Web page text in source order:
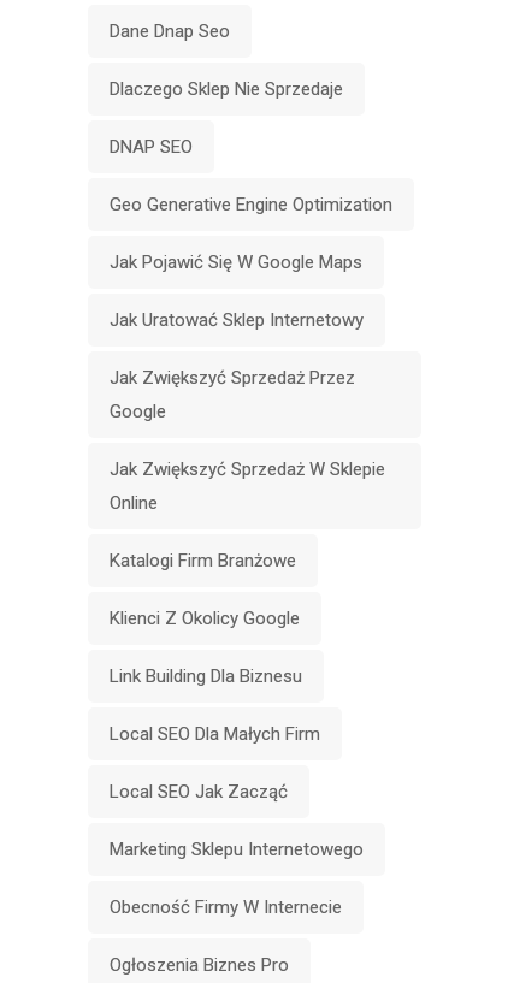
Dane Dnap Seo
Dlaczego Sklep Nie Sprzedaje
DNAP SEO
Geo Generative Engine Optimization
Jak Pojawić Się W Google Maps
Jak Uratować Sklep Internetowy
Jak Zwiększyć Sprzedaż Przez
Google
Jak Zwiększyć Sprzedaż W Sklepie
Online
Katalogi Firm Branżowe
Klienci Z Okolicy Google
Link Building Dla Biznesu
Local SEO Dla Małych Firm
Local SEO Jak Zacząć
Marketing Sklepu Internetowego
Obecność Firmy W Internecie
Ogłoszenia Biznes Pro